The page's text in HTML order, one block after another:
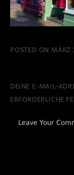
POSTED ON
DEINE E-MAIL-
ERFORDERLICHE